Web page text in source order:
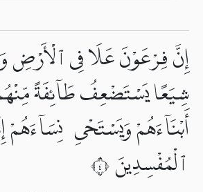
إِنَّ فِرْعَوْنَ عَلَا فِى ٱلْأَرْضِ
شِيَعًا يَسْتَضْعِفُ طَآئِفَةً
أَبْنَآءَهُمْ وَيَسْتَحْىِۦ نِسَآءَهُمْ
ٱلْمُفْسِدِينَ ٤